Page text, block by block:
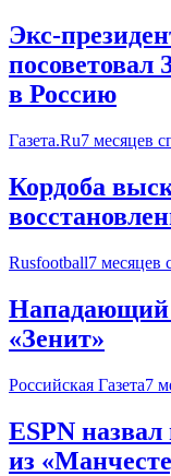
Экс-
посоветовал
в Россию
Газета.Ru7 месяцев
Кордоба
Rusfootball7 месяцев
Нападающий
«Зенит»
Российская Газета7
ESPN
из